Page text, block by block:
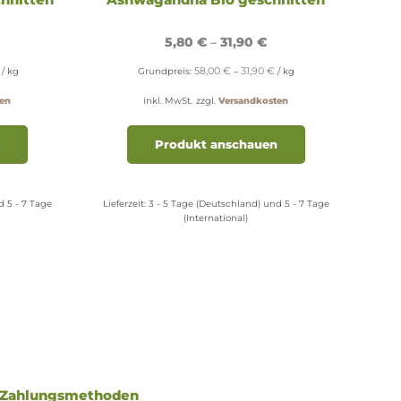
/ kg
weist
5 - 7 Tage
5,80 € – 31,90 €
Grundpreis: 58,00 € – 31,90 € / kg
inkl. MwSt. zzgl. Versandkosten
Produkt anschauen
weist
Lieferzeit: 3 - 5 Tage (Deutschland) und 5 - 7 Tage
(International)
Zahlungsmethoden